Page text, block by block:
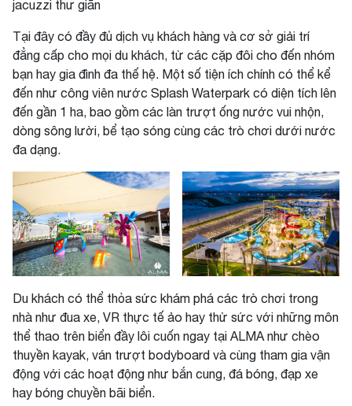
jacuzzi thư giãn
Tại đây có đầy đủ dịch vụ khách hàng và cơ sở giải trí
đẳng cấp cho mọi du khách, từ các cặp đôi cho đến nhóm
bạn hay gia đình đa thế hệ. Một số tiện ích chính có thể kể
đến như công viên nước Splash Waterpark có diện tích lên
đến gần 1 ha, bao gồm các làn trượt ống nước vui nhộn,
dòng sông lười, bể tạo sóng cùng các trò chơi dưới nước
đa dạng.
Du khách có thể thỏa sức khám phá các trò chơi trong
nhà như đua xe, VR thực tế ảo hay thử sức với những môn
thể thao trên biển đầy lôi cuốn ngay tại ALMA như chèo
thuyền kayak, ván trượt bodyboard và cùng tham gia vận
động với các hoạt động như bắn cung, đá bóng, đạp xe
hay bóng chuyền bãi biển.